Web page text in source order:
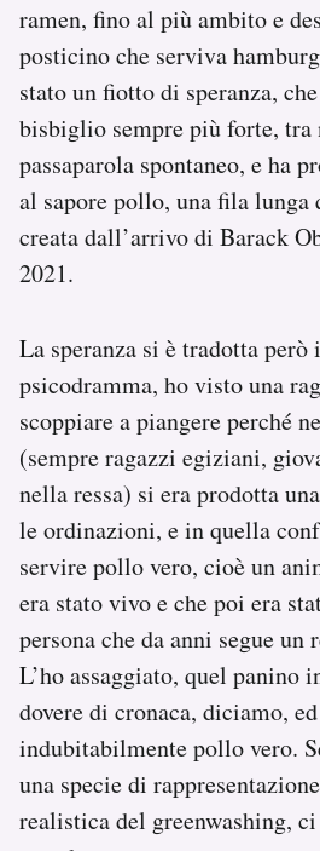
ramen, fino al più ambito e
posticino che serviva
stato un fiotto di speranza,
bisbiglio sempre più forte, tra
passaparola spontaneo, e ha
al sapore pollo, una fila lunga
creata dall’arrivo di Barack
2021.
La speranza si è tradotta però
psicodramma, ho visto una
scoppiare a piangere perché
(sempre ragazzi egiziani,
nella ressa) si era prodotta
le ordinazioni, e in quella
servire pollo vero, cioè un
era stato vivo e che poi era
persona che da anni segue un
L’ho assaggiato, quel panino
dovere di cronaca, diciamo,
indubitabilmente pollo vero.
una specie di
realistica del greenwashing,